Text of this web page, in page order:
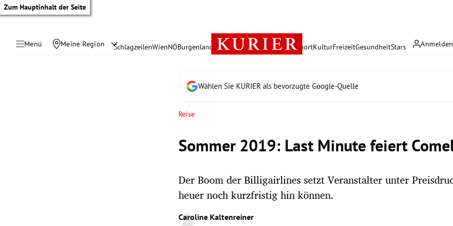
Zum Hauptinhalt der Seite
Menü Meine Region Anmelden
SchlagzeilenWienNÖBurgenland Österreich PolitikWirtschaft SportKulturFreizeitGesundheitStars
Wählen Sie KURIER als bevorzugte Google-Quelle
Reise
Sommer 2019: Last Minute feiert
Der Boom der Billigairlines setzt Veranstalter unter
heuer noch kurzfristig hin können.
Caroline Kaltenreiner